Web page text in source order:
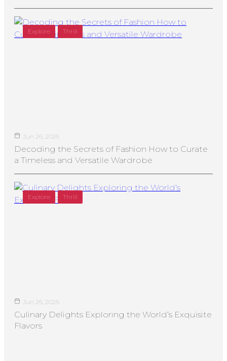
Explore Thrill
Jun 26, 2026
Decoding the Secrets of Fashion How to Curate
a Timeless and Versatile Wardrobe
Explore Thrill
Jun 26, 2026
Culinary Delights Exploring the World’s Exquisite
Flavors